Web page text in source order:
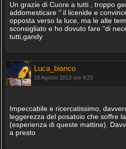
Un grazie di Cuore a tutti , troppo
addomesticare " il licenide e
opposta verso la luce, ma le alte
sconsigliato e ho dovuto fare "di
tutti,gandy
Luca_bianco
16 Agosto 2013 ore 9:20
Impeccabile e ricercatissimo,
leggerezza del posatoio che soffre
(esperienza di queste mattine).
a presto